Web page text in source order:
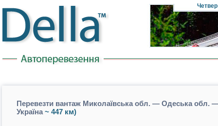
Четвер
Перевезти вантаж Миколаївська обл. — Одеська обл.
Україна~ 447 км)